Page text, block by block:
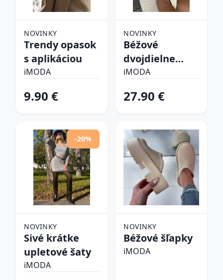
NOVINKY
Trendy opasok
s aplikáciou
iMODA
9.90 €
NOVINKY
Béžové
dvojdielne
plavky
iMODA
27.90 €
-20%
NOVINKY
Sivé krátke
upletové šaty
iMODA
NOVINKY
Béžové šľapky
iMODA